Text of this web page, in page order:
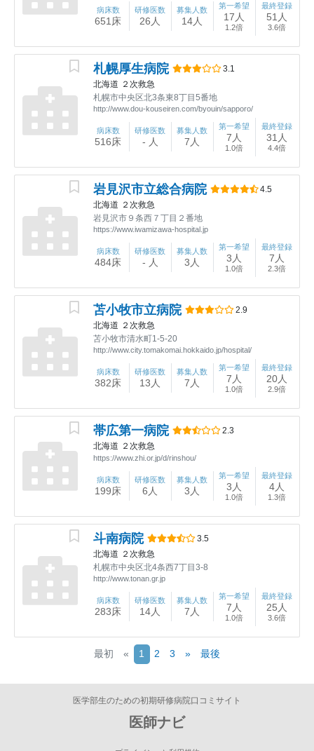
病床数
651床
研修医数
26人
募集人数
14人
第一希望
17人
1.2倍
最終登録
51人
3.6倍
札幌厚生病院
3.1
北海道 ２次救急
札幌市中央区北3条東8丁目5番地
http://www.dou-kouseiren.com/byouin/sapporo/
病床数
516床
研修医数
- 人
募集人数
7人
第一希望
7人
1.0倍
最終登録
31人
4.4倍
岩見沢市立総合病院
4.5
北海道 ２次救急
岩見沢市９条西７丁目２番地
https://www.iwamizawa-hospital.jp
病床数
484床
研修医数
- 人
募集人数
3人
第一希望
3人
1.0倍
最終登録
7人
2.3倍
苫小牧市立病院
2.9
北海道 ２次救急
苫小牧市清水町1-5-20
http://www.city.tomakomai.hokkaido.jp/hospital/
病床数
382床
研修医数
13人
募集人数
7人
第一希望
7人
1.0倍
最終登録
20人
2.9倍
帯広第一病院
2.3
北海道 ２次救急
https://www.zhi.or.jp/d/rinshou/
病床数
199床
研修医数
6人
募集人数
3人
第一希望
3人
1.0倍
最終登録
4人
1.3倍
斗南病院
3.5
北海道 ２次救急
札幌市中央区北4条西7丁目3-8
http://www.tonan.gr.jp
病床数
283床
研修医数
14人
募集人数
7人
第一希望
7人
1.0倍
最終登録
25人
3.6倍
最初 « 1 (current)
2 3 » 最後
医学部生のための初期研修病院口コミサイト
医師ナビ